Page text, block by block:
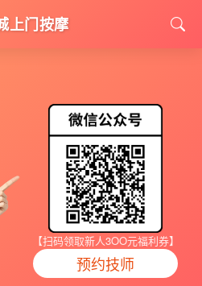
上门按摩
【扫码领取新人3OO元福利券】
预约技师